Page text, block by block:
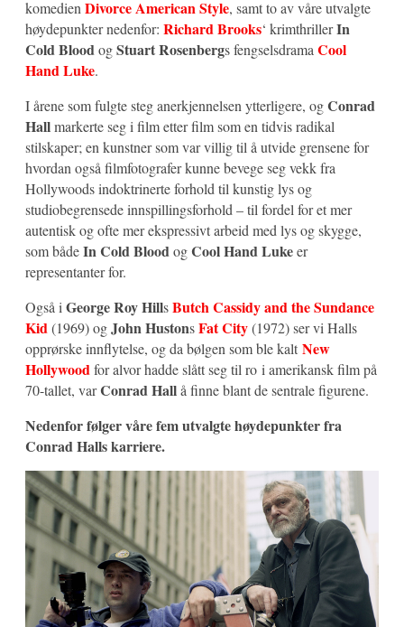
komedienDivorce American Style, samt to av våre utvalgte
høydepunkter nedenfor: Richard Brooks‘ krimthrillerIn
Cold BloodogStuart Rosenbergs fengselsdramaCool
Hand Luke.
I årene som fulgte steg anerkjennelsen ytterligere, ogConrad
Hallmarkerte seg i film etter film som en tidvis radikal
stilskaper; en kunstner som var villig til å utvide grensene for
hvordan også filmfotografer kunne bevege seg vekk fra
Hollywoods indoktrinerte forhold til kunstig lys og
studiobegrensede innspillingsforhold – til fordel for et mer
autentisk og ofte mer ekspressivt arbeid med lys og skygge,
som bådeInCold BloodogCool Hand Lukeer
representanter for.
Også iGeorge Roy HillsButch Cassidy and the Sundance
Kid(1969) ogJohn HustonsFat City(1972) ser vi Halls
opprørske innflytelse, og da bølgen som ble kalt New
Hollywoodfor alvor hadde slått seg til ro i amerikansk film på
70-tallet, varConrad Hallå finne blant de sentrale figurene.
Nedenfor følger våre fem utvalgte høydepunkter fra
Conrad Halls karriere.